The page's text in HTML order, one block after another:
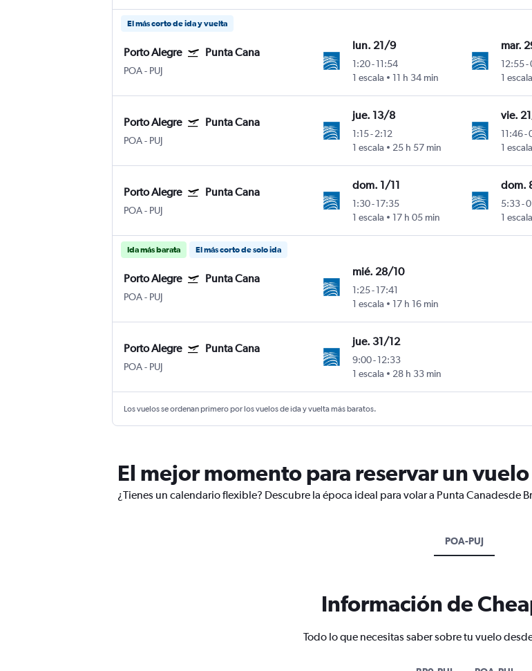
El más corto de ida y vuelta
Porto Alegre Punta Cana
POA- PUJ
lun. 21/9
1:20-11:54
1 escala
11 h 34 min
mar.
12:55-
1 escala
Porto Alegre Punta Cana
POA- PUJ
jue. 13/8
1:15-2:12
1 escala
25 h 57 min
vie.
11:46-
1 escala
Porto Alegre Punta Cana
POA- PUJ
dom. 1/11
1:30-17:35
1 escala
17 h 05 min
dom.
5:33-
1 escala
Ida más barata El más corto de solo ida
Porto Alegre Punta Cana
POA- PUJ
mié. 28/10
1:25-17:41
1 escala
17 h 16 min
Porto Alegre Punta Cana
POA- PUJ
jue. 31/12
9:00-12:33
1 escala
28 h 33 min
Los vuelos se ordenan primero por los vuelos de ida y vuelta más baratos.
El mejor momento para reservar un vuelo
¿Tienes un calendario flexible? Descubre la época ideal para volar a Punta Canadesde
POA-PUJ
Información de
Todo lo que necesitas saber sobre tu vuelo